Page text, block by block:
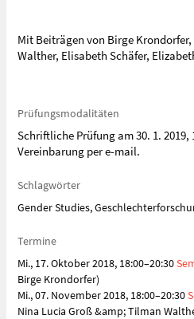
Mit Beiträgen von Birge
Walther, Elisabeth Schäfer,
Prüfungsmodalitäten
Schriftliche Prüfung am 30. 1. 2019,
Vereinbarung per e-mail.
Schlagwörter
Gender Studies,
Termine
Mi., 17. Oktober 2018, 18:00–20:30
Birge Krondorfer)
Mi., 07. November 2018, 18:00–20:30
Nina Lucia Groß &amp; Tilman